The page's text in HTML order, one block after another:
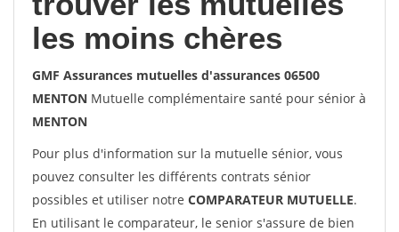
les moins chères
GMF Assurances mutuelles d'assurances 06500
MENTON Mutuelle complémentaire santé pour sénior à
MENTON
Pour plus d'information sur la mutuelle sénior, vous
pouvez consulter les différents contrats sénior
possibles et utiliser notre COMPARATEUR MUTUELLE.
En utilisant le comparateur, le senior s'assure de bien